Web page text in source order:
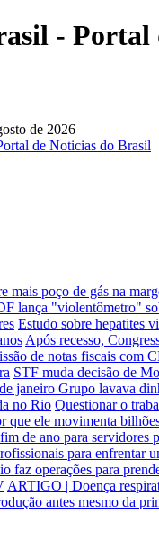
- Portal
de 2026
mais poço de gás na
lança "violentômetro"
Estudo sobre hepatites
Após recesso,
de notas fiscais com
STF muda decisão de
janeiro Grupo lavava
no Rio Questionar o
que ele movimenta
de ano para servidores
para enfrentar
faz operações para
ARTIGO | Doença
antes mesmo da